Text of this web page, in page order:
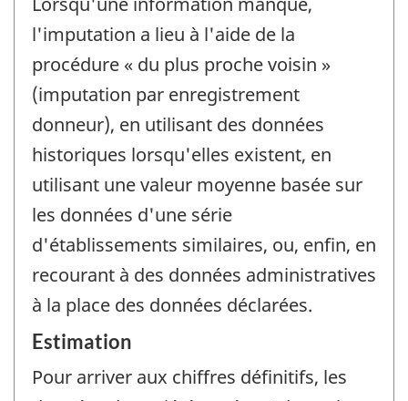
l'imputation a lieu à l'aide de la
procédure « du plus proche voisin »
(imputation par enregistrement
donneur), en utilisant des données
historiques lorsqu'elles existent, en
utilisant une valeur moyenne basée sur
les données d'une série
d'établissements similaires, ou, enfin, en
recourant à des données administratives
à la place des données déclarées.
Estimation
Pour arriver aux chiffres définitifs, les